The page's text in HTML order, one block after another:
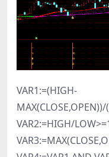
VAR1:=(HIGH-
VAR2:=HIGH/